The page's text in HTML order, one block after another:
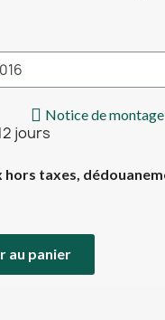
Notice de montage
jours
hors taxes,
au panier